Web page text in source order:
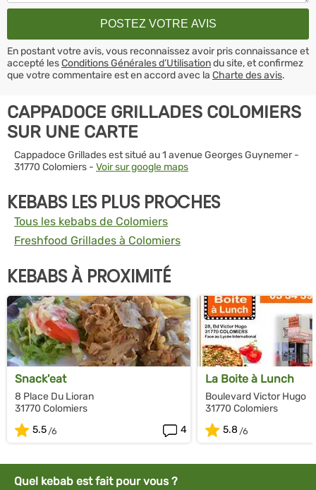
En postant votre avis, vous reconnaissez avoir pris connaissance et
accepté lesConditions Générales d’Utilisationdu site, et confirmez
que votre commentaire est en accord avec la Charte des avis.
CAPPADOCE GRILLADES COLOMIERS
SUR UNE CARTE
Cappadoce Grillades est situé au 1 avenue Georges Guynemer -
31770 Colomiers - Voir sur google maps
KEBABS LES PLUS PROCHES
Tous les kebabs de Colomiers
Freshfood Grillades à Colomiers
KEBABS À PROXIMITÉ
Snack'eat
8 Place Du Lioran
31770 Colomiers
5.5
4
La Boite à Lunch
Boulevard Victor Hugo
31770 Colomiers
5.8
Quel kebab est fait pour vous ?